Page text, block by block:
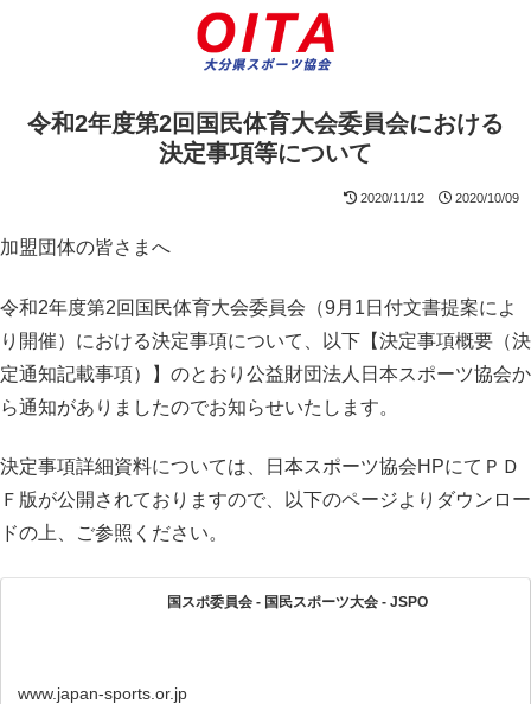
令和2年度第2回国民体育大会委員会における
決定事項等について
2020/11/12 2020/10/09
加盟団体の皆さまへ
令和2年度第2回国民体育大会委員会（9月1日付文書提案によ
り開催）における決定事項について、以下【決定事項概要（決
定通知記載事項）】のとおり公益財団法人日本スポーツ協会か
ら通知がありましたのでお知らせいたします。
決定事項詳細資料については、日本スポーツ協会HPにてＰＤ
Ｆ版が公開されておりますので、以下のページよりダウンロー
ドの上、ご参照ください。
国スポ委員会 - 国民スポーツ大会 - JSPO
www.japan-sports.or.jp